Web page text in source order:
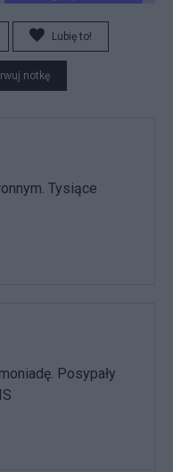
Lubię to!
notkę
Tysiące
Posypały